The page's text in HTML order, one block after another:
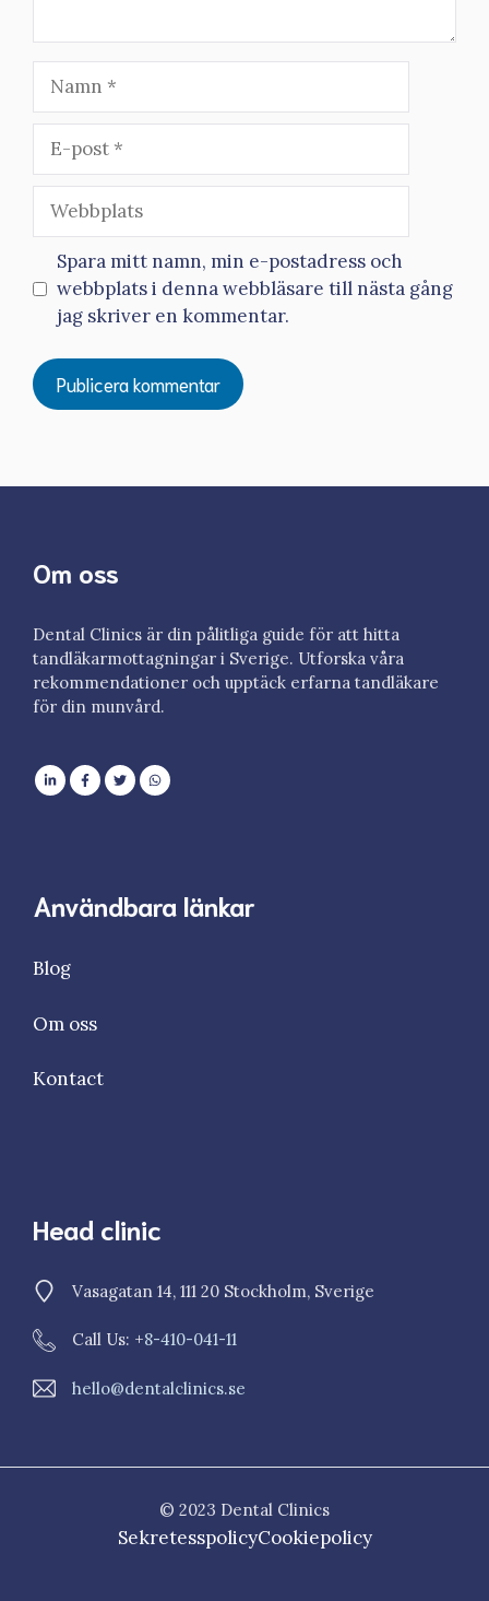
post
Webbplats
Spara mitt namn, min e-postadress och
webbplats i denna webbläsare till nästa gång
jag skriver en kommentar.
Om oss
Dental Clinics är din pålitliga guide för att hitta
tandläkarmottagningar i Sverige. Utforska våra
rekommendationer och upptäck erfarna tandläkare
för din munvård.
Användbara länkar
Blog
Om oss
Kontact
Head clinic
Vasagatan 14, 111 20 Stockholm, Sverige
Call Us: +8-410-041-11
hello@dentalclinics.se
© 2023 Dental Clinics
SekretesspolicyCookiepolicy